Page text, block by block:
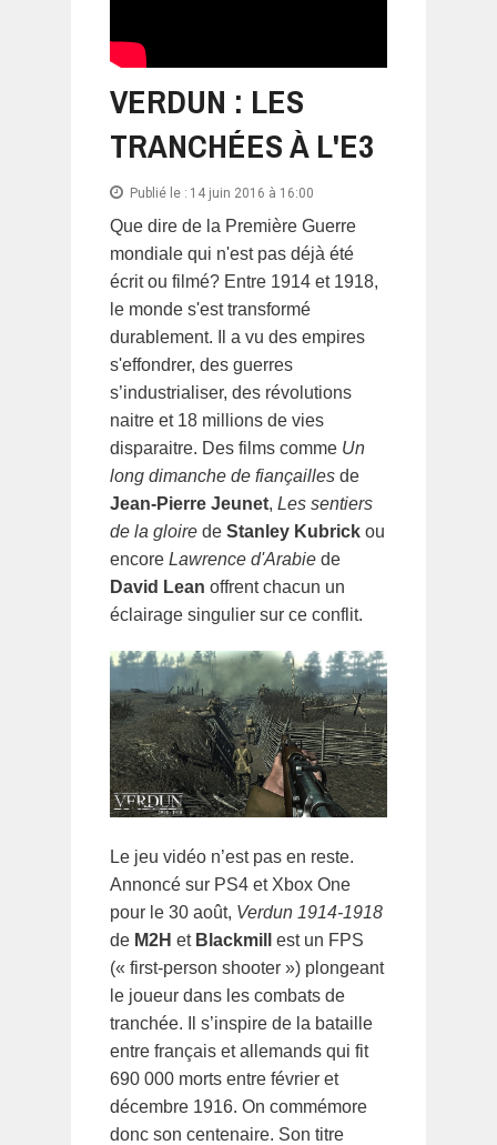
VERDUN : LES
TRANCHÉES À L'E3
Publié le : 14 juin 2016 à 16:00
Que dire de la Première Guerre
mondiale qui n'est pas déjà été
écrit ou filmé? Entre 1914 et 1918,
le monde s'est transformé
durablement. Il a vu des empires
s'effondrer, des guerres
s’industrialiser, des révolutions
naitre et 18 millions de vies
disparaitre. Des films comme Un
long dimanche de fiançailles de
Jean-Pierre Jeunet, Les sentiers
de la gloire de Stanley Kubrick ou
encore Lawrence d'Arabie de
David Lean offrent chacun un
éclairage singulier sur ce conflit.
Le jeu vidéo n’est pas en reste.
Annoncé sur PS4 et Xbox One
pour le 30 août, Verdun 1914-1918
de M2H et Blackmill est un FPS
(« first-person shooter ») plongeant
le joueur dans les combats de
tranchée. Il s’inspire de la bataille
entre français et allemands qui fit
690 000 morts entre février et
décembre 1916. On commémore
donc son centenaire. Son titre